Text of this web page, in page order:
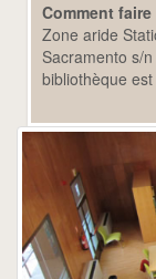
Comment faire
Zone aride
Sacramento s/
bibliothèque